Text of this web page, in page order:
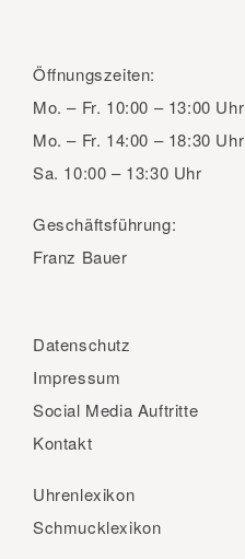
Öffnungszeiten:
Mo. – Fr. 10:00 – 13:00 Uhr
Mo. – Fr. 14:00 – 18:30 Uhr
Sa. 10:00 – 13:30 Uhr
Geschäftsführung:
Franz Bauer
Datenschutz
Impressum
Social Media Auftritte
Kontakt
Uhrenlexikon
Schmucklexikon